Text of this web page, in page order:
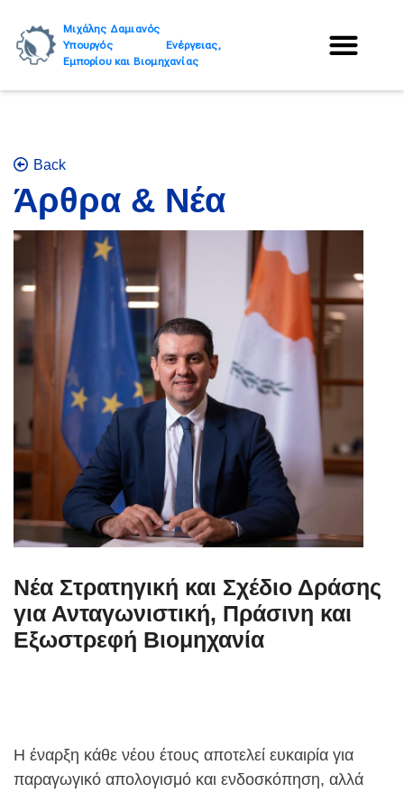
Μιχάλης Δαμιανός
Υπουργός Ενέργειας,
Εμπορίου και Βιομηχανίας
Back
Άρθρα & Νέα
Νέα Στρατηγική και Σχέδιο Δράσης
για Ανταγωνιστική, Πράσινη και
Εξωστρεφή Βιομηχανία
Η έναρξη κάθε νέου έτους αποτελεί ευκαιρία για
παραγωγικό απολογισμό και ενδοσκόπηση, αλλά